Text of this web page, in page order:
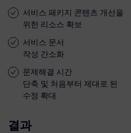
서비스 패키지 콘텐츠 개선을
위한 리소스 확보
서비스 문서
작성 간소화
문제해결 시간
단축 및 처음부터 제대로 된
수정 확대
결과